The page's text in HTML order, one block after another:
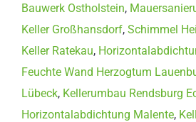
Bauwerk Ostholstein,
Keller Großhansdorf, Schimmel
Keller Ratekau,
Feuchte Wand Herzogtum
Lübeck, Kellerumbau Rendsburg
Horizontalabdichtung Malente,